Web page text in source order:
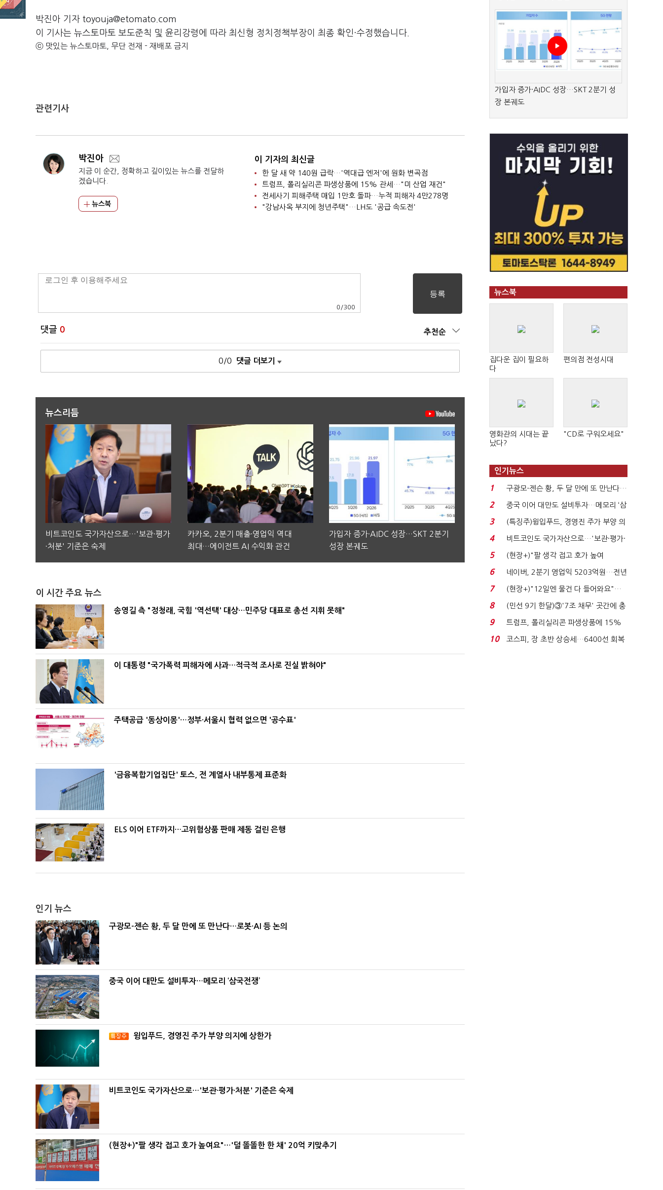
박진아 기자 toyouja@etomato.com
이 기사는 뉴스토마토 보도준칙 및 윤리강령에 따라 최신형 정치정책부장이 최종 확인·수정했습니다.
ⓒ 맛있는 뉴스토마토, 무단 전재 - 재배포 금지
관련기사
박진아
지금 이 순간, 정확하고 깊이있는 뉴스를 전달하
겠습니다.
뉴스북
이 기자의 최신글
한 달 새 약 140원 급락…'역대급 엔저'에 원화 변곡점
트럼프, 폴리실리콘 파생상품에 15% 관세…"미 산업 재건"
전세사기 피해주택 매입 1만호 돌파…누적 피해자 4만278명
"강남사옥 부지에 청년주택"…LH도 '공급 속도전'
0 /300
댓글 0 추천순
0/0 댓글 더보기
뉴스리듬
비트코인도 국가자산으로…'보관·평가
·처분' 기준은 숙제
카카오, 2분기 매출·영업익 역대
최대…에이전트 AI 수익화 관건
가입자 증가·AIDC 성장…SKT 2분기
성장 본궤도
이 시간 주요 뉴스
송영길 측 "정청래, 국힘 '역선택' 대상…민주당 대표로 총선 지휘 못해"
이 대통령 "국가폭력 피해자에 사과…적극적 조사로 진실 밝혀야"
주택공급 '동상이몽'…정부·서울시 협력 없으면 '공수표'
'금융복합기업집단' 토스, 전 계열사 내부통제 표준화
ELS 이어 ETF까지…고위험상품 판매 제동 걸린 은행
인기 뉴스
구광모-젠슨 황, 두 달 만에 또 만난다…로봇·AI 등 논의
중국 이어 대만도 설비투자…메모리 ‘삼국전쟁’
윙입푸드, 경영진 주가 부양 의지에 상한가
비트코인도 국가자산으로…'보관·평가·처분' 기준은 숙제
(현장+)"팔 생각 접고 호가 높여요"…'덜 똘똘한 한 채' 20억 키맞추기
가입자 증가·AIDC 성장…SKT 2분기 성
장 본궤도
뉴스북
집다운 집이 필요하
다
편의점 전성시대
영화관의 시대는 끝
났다?
"CD로 구워오세요"
인기뉴스
1
구광모-젠슨 황, 두 달 만에 또 만난다…
로봇·AI 등 논...
2
중국 이어 대만도 설비투자…메모리 ‘삼
국전쟁’
3
(특징주)윙입푸드, 경영진 주가 부양 의
지에 상한가...
4
비트코인도 국가자산으로…'보관·평가·
처분' 기준은 ...
5
(현장+)"팔 생각 접고 호가 높여
요"…'덜 똘똘한 한 채' 20...
6
네이버, 2분기 영업익 5203억원…전년
비 0.2% 감소...
7
(현장+)"12일엔 물건 다 들어와요"…
빈 매대 채우며 문 연 ...
8
(민선 9기 한달)③'7조 채무' 곳간에 충
격…추미애, 20년...
9
트럼프, 폴리실리콘 파생상품에 15%
관세…"미 산업 재건"...
10
코스피, 장 초반 상승세…6400선 회복